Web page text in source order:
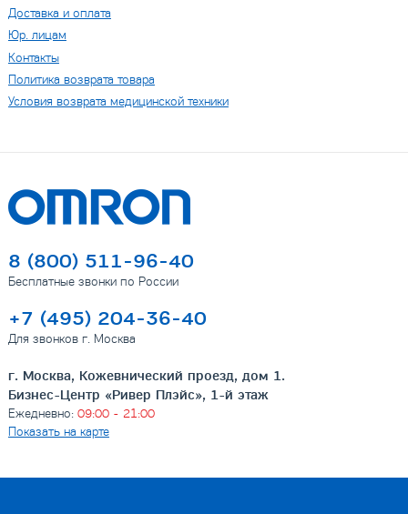
Доставка и оплата
Юр. лицам
Контакты
Политика возврата товара
Условия возврата медицинской техники
8 (800) 511-96-40
Бесплатные звонки по России
+7 (495) 204-36-40
Для звонков г. Москва
г. Москва, Кожевнический проезд, дом 1.
Бизнес-Центр «Ривер Плэйс», 1-й этаж
Ежедневно: 09:00 - 21:00
Показать на карте